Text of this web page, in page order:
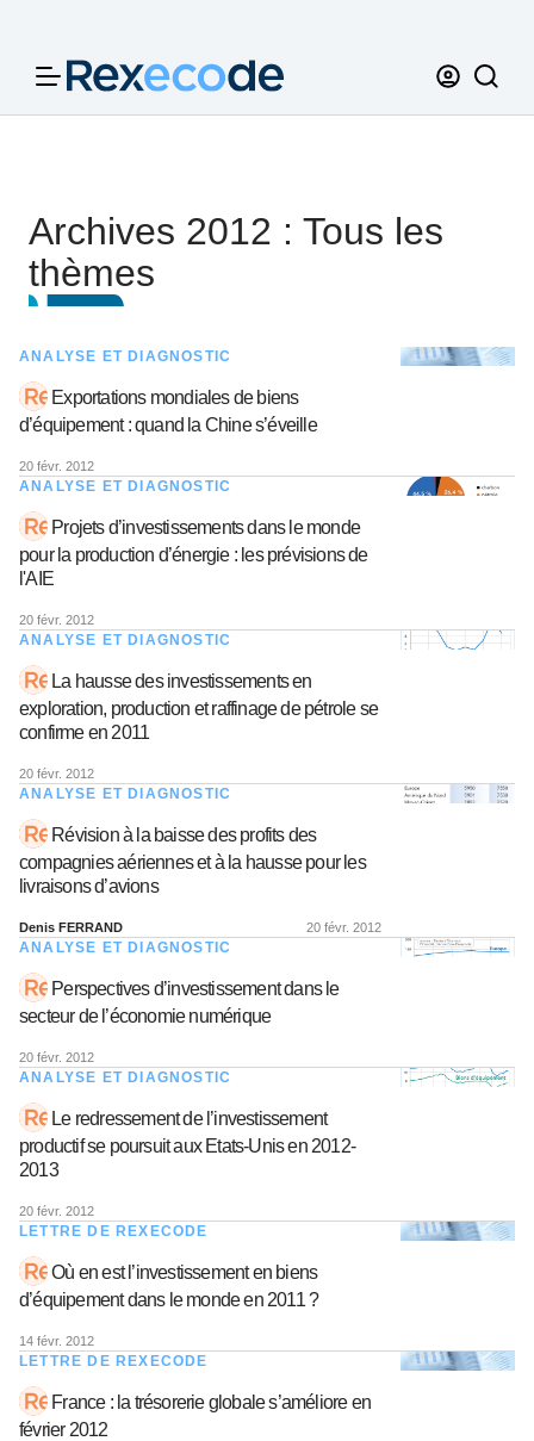
Archives 2012 : Tous les
thèmes
ANALYSE ET DIAGNOSTIC
Exportations mondiales de biens
d’équipement : quand la Chine s’éveille
20 févr. 2012
ANALYSE ET DIAGNOSTIC
Projets d’investissements dans le monde
pour la production d’énergie : les prévisions de
l'AIE
20 févr. 2012
ANALYSE ET DIAGNOSTIC
La hausse des investissements en
exploration, production et raffinage de pétrole se
confirme en 2011
20 févr. 2012
ANALYSE ET DIAGNOSTIC
Révision à la baisse des profits des
compagnies aériennes et à la hausse pour les
livraisons d’avions
Denis FERRAND 20 févr. 2012
ANALYSE ET DIAGNOSTIC
Perspectives d’investissement dans le
secteur de l’économie numérique
20 févr. 2012
ANALYSE ET DIAGNOSTIC
Le redressement de l’investissement
productif se poursuit aux Etats-Unis en 2012-
2013
20 févr. 2012
LETTRE DE REXECODE
Où en est l’investissement en biens
d’équipement dans le monde en 2011 ?
14 févr. 2012
LETTRE DE REXECODE
France : la trésorerie globale s’améliore en
février 2012